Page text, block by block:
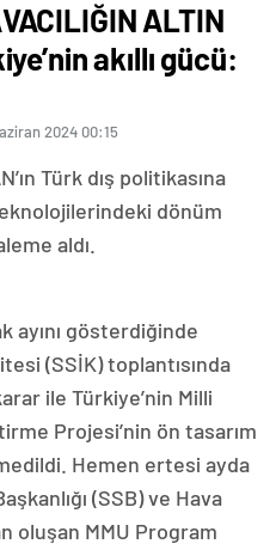
ALTIN
akıllı gücü:
2024 00:15
Türk dış politikasına
dönüm
aldı.
ayını gösterdiğinde
(SSİK) toplantısında
ile Türkiye’nin Milli
Projesi’nin ön tasarım
Hemen ertesi ayda
(SSB) ve Hava
oluşan MMU Program